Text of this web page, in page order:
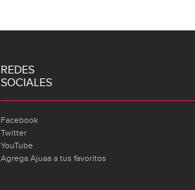
REDES
SOCIALES
Facebook
Twitter
YouTube
Agrega Ajuaa a tus favoritos